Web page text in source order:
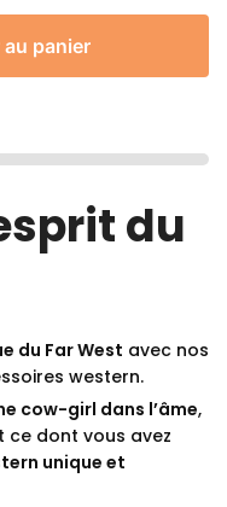
panier
du
du Far West avec nos
western.
cow-girl dans l’âme,
dont vous avez
unique et